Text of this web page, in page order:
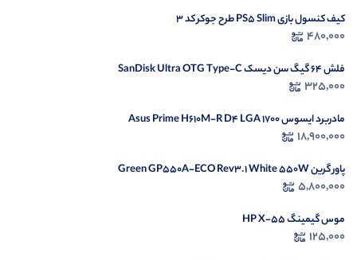
کیف کنسول بازی PS5 Slim طرح جوکر کد 3
480,000
فلش 64 گیگ سن دیسک SanDisk Ultra OTG Type-C
325,000
مادربرد ایسوس Asus Prime H610M-R D4 LGA 1700
18,900,000
پاور گرین Green GP550A-ECO Rev3.1 White 550W
5,800,000
موس گیمینگ HP X-55
125,000
محصولی مشاهده نکرده‌اید
مشاهده محصولات